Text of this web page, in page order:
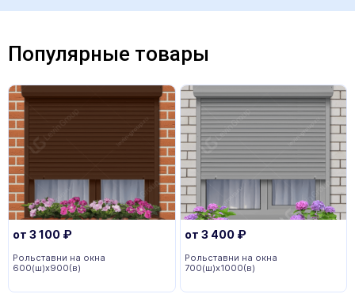
Популярные товары
от 3 100 ₽
Рольставни на окна
600(ш)x900(в)
от 3 400 ₽
Рольставни на окна
700(ш)x1000(в)